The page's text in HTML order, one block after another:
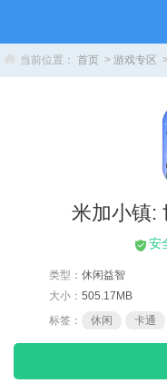
当前位置： 首页 > 游戏专区
米加小镇:
安
类型： 休闲益智
大小： 505.17MB
标签：
休闲 卡通